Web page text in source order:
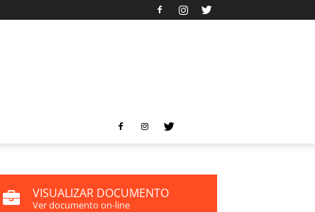
VISUALIZAR DOCUMENTO
Ver documento on-line